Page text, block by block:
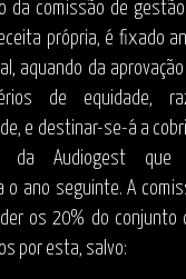
da comissão de
própria, é fixado
aquando da
de equidade,
e destinar-se-á a
da Audiogest
o ano seguinte. A
os 20% do conjunto
por esta, salvo: